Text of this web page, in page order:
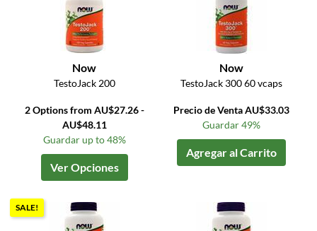
Now
TestoJack 200
2 Options from AU$27.26 -
AU$48.11
Guardar up to 48%
Ver Opciones
Now
TestoJack 300 60 vcaps
Precio de Venta AU$33.03
Guardar 49%
Agregar al Carrito
SALE!